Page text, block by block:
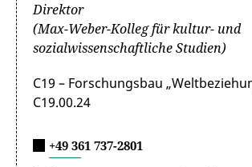
Direktor
(Max-Weber-Kolleg für kultur- und
sozialwissenschaftliche Studien)
C19 – Forschungsbau
C19.00.24
+49 361 737-2801